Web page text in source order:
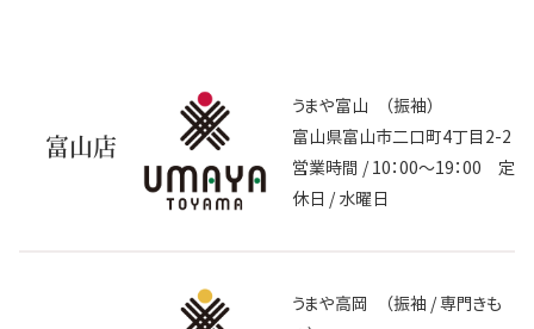
富山店
うまや富山 （振袖）
富山県富山市二口町4丁目2-2
営業時間 / 10：00～19：00 定
休日 / 水曜日
うまや高岡 （振袖 / 専門きも